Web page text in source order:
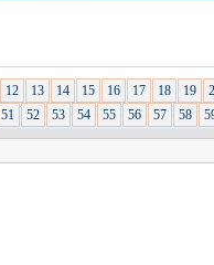
12 13 14 15 16 17 18 19
51 52 53 54 55 56 57 58